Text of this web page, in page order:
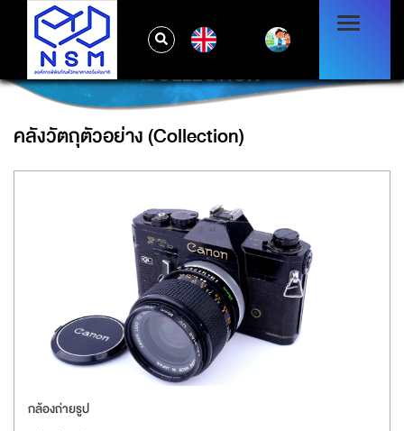
COLLECTION
คลังวัตถุตัวอย่าง (Collection)
กล้องถ่ายรูป